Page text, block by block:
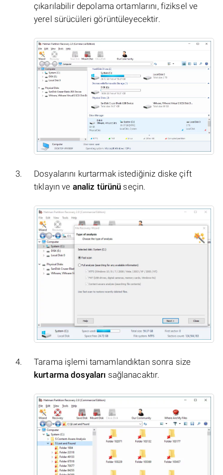
çıkarılabilir depolama ortamlarını, fiziksel ve
yerel sürücüleri görüntüleyecektir.
Dosyalarını kurtarmak istediğiniz diske çift
tıklayın ve analiz türünü seçin.
Tarama işlemi tamamlandıktan sonra size
kurtarma dosyaları sağlanacaktır.